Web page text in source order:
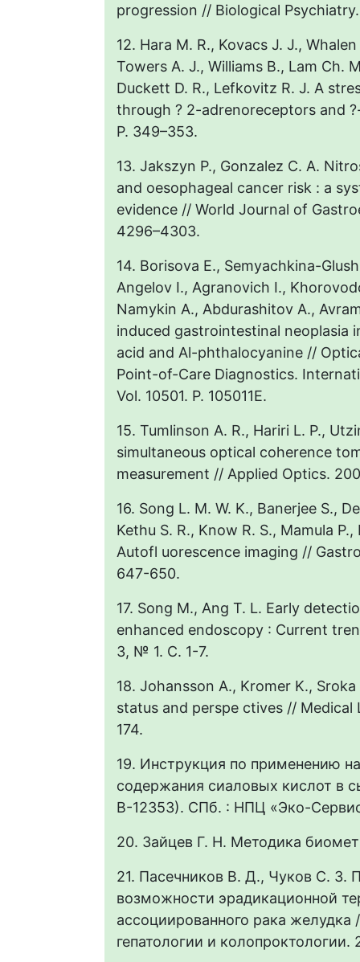
progression // Biological
12. Hara M. R., Kovacs J. J.,
Towers A. J., Williams B., Lam Ch.
Duckett D. R., Lefkovitz R. J. A
through ? 2-adrenoreceptors and
P. 349–353.
13. Jakszyn P., Gonzalez C. A.
and oesophageal cancer risk : a
evidence // World Journal of
4296–4303.
14. Borisova E., Semyachkina-
Angelov I., Agranovich I.,
Namykin A., Abdurashitov A.,
induced gastrointestinal neoplasia
acid and Al-phthalocyanine //
Point-of-Care Diagnostics.
Vol. 10501. P. 105011E.
15. Tumlinson A. R., Hariri L. P.,
simultaneous optical coherence
measurement // Applied Optics.
16. Song L. M. W. K., Banerjee S.,
Kethu S. R., Know R. S., Mamula
Autofl uorescence imaging //
647-650.
17. Song M., Ang T. L. Early
enhanced endoscopy : Current
3, № 1. С. 1-7.
18. Johansson A., Kromer K.,
status and perspe ctives //
174.
19. Инструкция по применению
содержания сиаловых кислот в
В-12353). СПб. : НПЦ «Эко-
20. Зайцев Г. Н. Методика
21. Пасечников В. Д., Чуков С. З.
возможности эрадикационной
ассоциированного рака желудка
гепатологии и